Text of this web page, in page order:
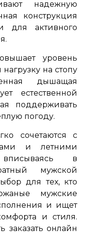
надежную
конструкция
для активного
уровень
на стопу
дышащая
естественной
поддерживать
погоду.
сочетаются с
и летними
в
мужской
для тех, кто
мужские
и ищет
и стиля.
заказать онлайн